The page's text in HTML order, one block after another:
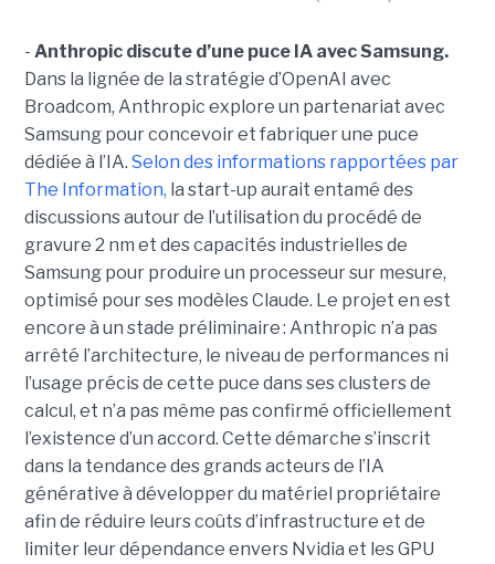
- Anthropic discute d’une puce IA avec Samsung.
Dans la lignée de la stratégie d’OpenAI avec
Broadcom, Anthropic explore un partenariat avec
Samsung pour concevoir et fabriquer une puce
dédiée à l’IA. Selon des informations rapportées par
The Information, la start-up aurait entamé des
discussions autour de l’utilisation du procédé de
gravure 2 nm et des capacités industrielles de
Samsung pour produire un processeur sur mesure,
optimisé pour ses modèles Claude. Le projet en est
encore à un stade préliminaire : Anthropic n’a pas
arrêté l’architecture, le niveau de performances ni
l’usage précis de cette puce dans ses clusters de
calcul, et n’a pas même pas confirmé officiellement
l’existence d’un accord. Cette démarche s’inscrit
dans la tendance des grands acteurs de l’IA
générative à développer du matériel propriétaire
afin de réduire leurs coûts d’infrastructure et de
limiter leur dépendance envers Nvidia et les GPU